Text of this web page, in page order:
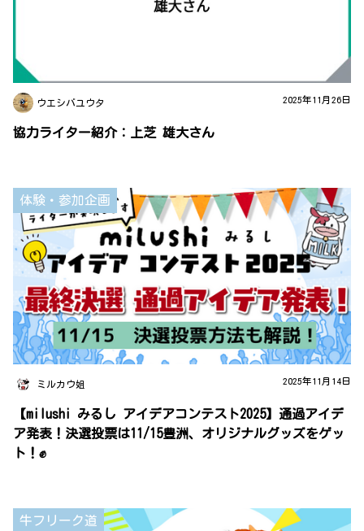
ウエシバユウタ 2025年11月26日
協力ライター紹介：上芝 雄大さん
体験・参加企画
ミルカウ姐 2025年11月14日
【milushi みるし アイデアコンテスト2025】通過アイデ
ア発表！決選投票は11/15豊洲、オリジナルグッズをゲッ
ト！✊
牛フリーク道